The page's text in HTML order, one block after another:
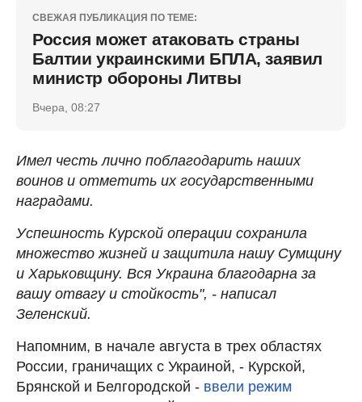
СВЕЖАЯ ПУБЛИКАЦИЯ ПО ТЕМЕ:
Россия может атаковать страны
Балтии украинскими БПЛА, заявил
министр обороны Литвы
Вчера, 08:27
Имел честь лично поблагодарить наших
воинов и отметить их государственными
наградами.
Успешность Курской операции сохранила
множество жизней и защитила нашу Сумщину
и Харьковщину. Вся Украина благодарна за
вашу отвагу и стойкость", - написал
Зеленский.
Напомним, в начале августа в трех областях
России, граничащих с Украиной, - Курской,
Брянской и Белгородской - ввели режим